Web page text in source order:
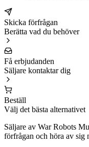
Skicka förfrågan
Berätta vad du behöver
Få erbjudanden
Säljare kontaktar dig
Beställ
Välj det bästa alternativet
Säljare av War Robots
förfrågan och höra av sig